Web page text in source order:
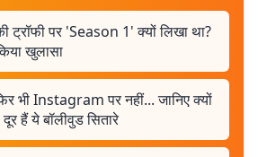
ट्रॉफी पर 'Season 1' क्यों लिखा था?
खुलासा
भी Instagram पर नहीं... जानिए क्यों
हैं ये बॉलीवुड सितारे